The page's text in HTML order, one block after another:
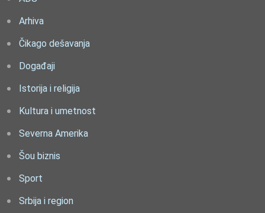
Arhiva
Čikago dešavanja
Događaji
Istorija i religija
Kultura i umetnost
Severna Amerika
Šou biznis
Sport
Srbija i region